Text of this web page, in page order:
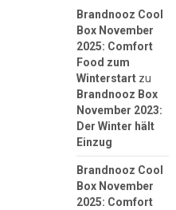
Brandnooz Cool
Box November
2025: Comfort
Food zum
Winterstartzu
Brandnooz Box
November 2023:
Der Winter hält
Einzug
Brandnooz Cool
Box November
2025: Comfort